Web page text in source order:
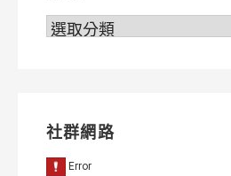
分
社群網路